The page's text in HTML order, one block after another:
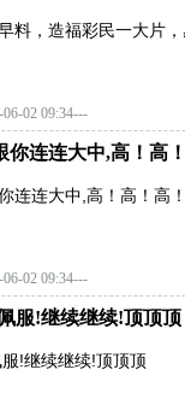
料，造福彩民一大片
02 09:34---
你连连大中,高！高
连连大中,高！高！高
02 09:34---
服!继续继续!顶顶顶
!继续继续!顶顶顶